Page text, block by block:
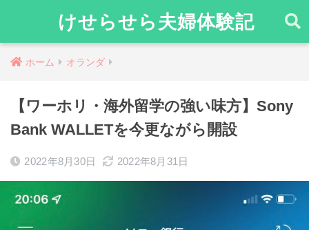
けせらせら夫婦体験記
ホーム オランダ
【ワーホリ・海外留学の強い味方】Sony
Bank WALLETを今更ながら開設
2022年8月30日 2022年8月31日